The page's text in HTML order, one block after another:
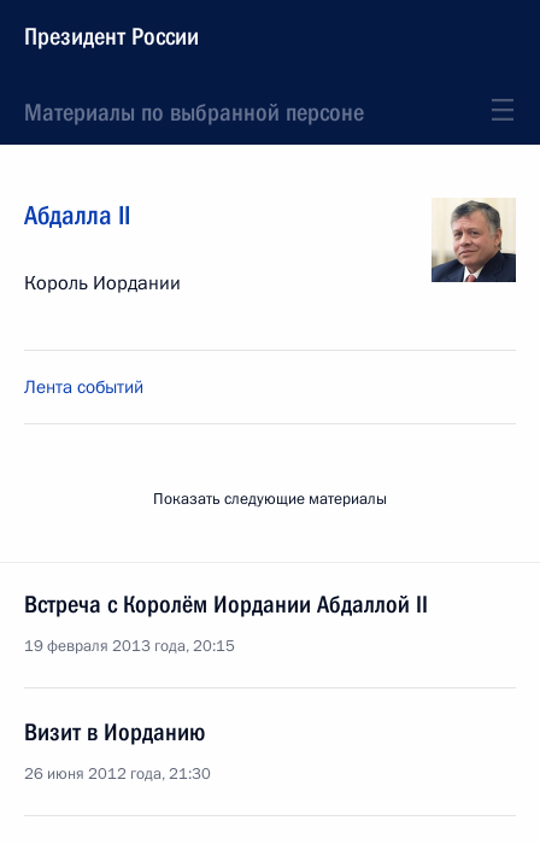
Президент России
Материалы по выбранной персоне
Абдалла II
Король Иордании
Лента событий
Показать следующие материалы
Встреча с Королём Иордании Абдаллой II
19 февраля 2013 года, 20:15
Визит в Иорданию
26 июня 2012 года, 21:30